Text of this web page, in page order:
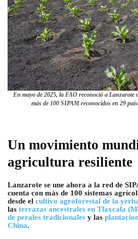
En mayo de 2025, la FAO reconoció a Lanzarote
más de 100 SIPAM reconocidos en 29
Un movimiento
agricultura resiliente
Lanzarote se une ahora a la red de
cuenta con más de 100 sistemas
desde el cultivo agroforestal de la
las terrazas ancestrales en Tlaxcala
de perales tradicionales y las
China.